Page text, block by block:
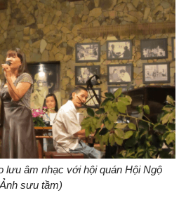
lưu âm nhạc với hội quán Hội Ngộ
sưu tầm)